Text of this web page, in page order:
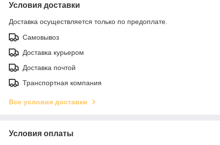
Условия доставки
Доставка осуществляется только по предоплате.
Самовывоз
Доставка курьером
Доставка почтой
Транспортная компания
Все условия доставки
Условия оплаты